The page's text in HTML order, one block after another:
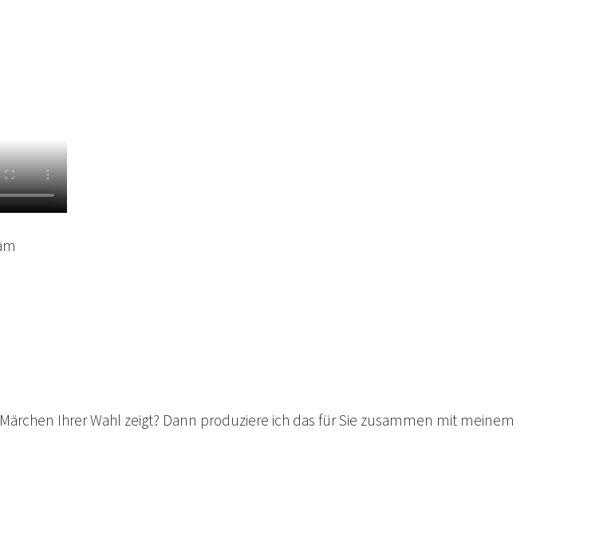
Ihrer Wahl zeigt? Dann produziere ich das für Sie zusammen mit meinem